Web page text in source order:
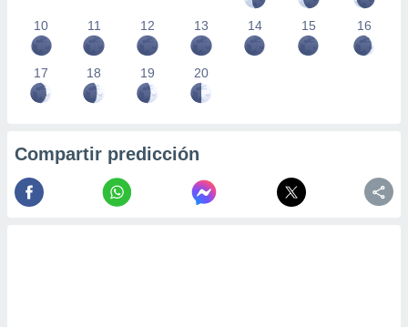
10 11 12 13 14 15 16
17 18 19 20
Compartir predicción